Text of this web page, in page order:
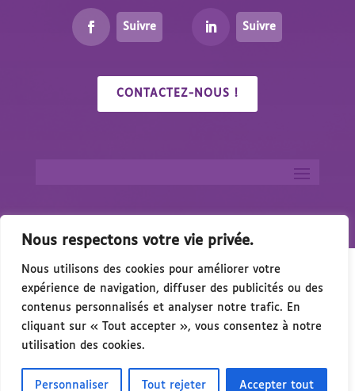
Nous respectons votre vie privée.
Nous utilisons des cookies pour améliorer votre
expérience de navigation, diffuser des publicités ou des
contenus personnalisés et analyser notre trafic. En
cliquant sur « Tout accepter », vous consentez à notre
utilisation des cookies.
Personnaliser Tout rejeter Accepter tout
Suivre Suivre
CONTACTEZ-NOUS !
du Handicap & de l’Accessibilité – 15